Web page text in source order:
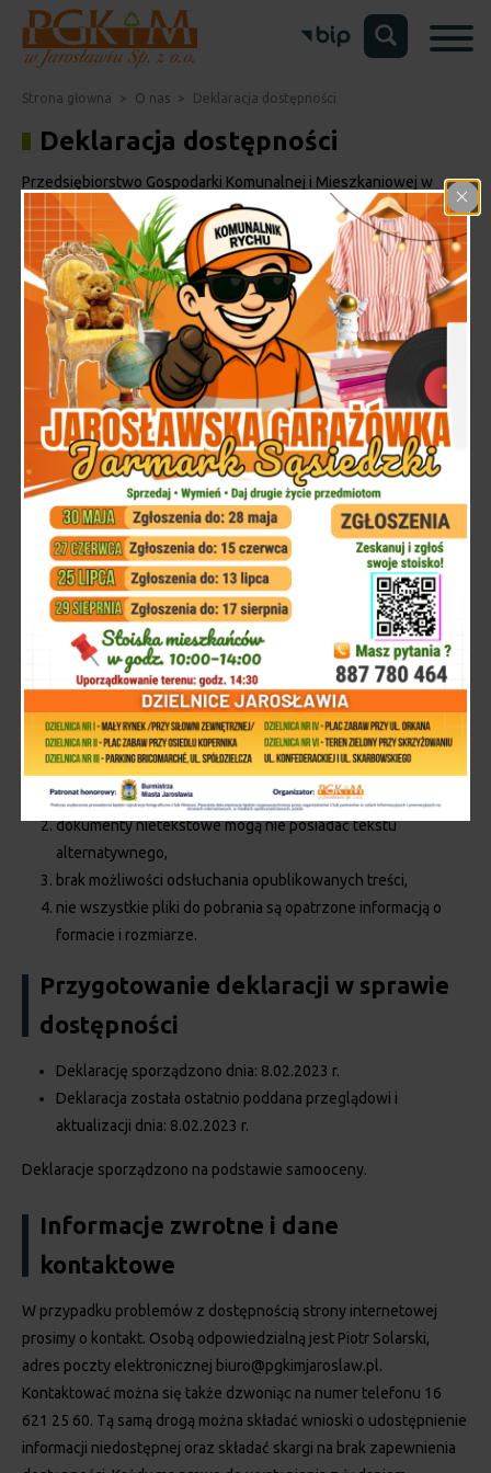
Strona głowna > O nas > Deklaracja dostępności
Deklaracja dostępności
Przedsiębiorstwo Gospodarki Komunalnej i Mieszkaniowej w
Jarosławiu Sp. z o.o. zobowiązuje się zapewnić dostępność
swojej strony internetowej zgodnie z przepisami ustawy z dnia
4 kwietnia 2019 r. o dostępności cyfrowej stron internetowych
i aplikacji mobilnych podmiotów publicznych. Oświadczenie w
sprawie dostępności ma zastosowanie do strony internetowej
„pgkimjaroslaw.pl”.
Data publikacji strony internetowej: 8.02.2023 r.
Data ostatniej istotnej aktualizacji: 8.02.2023 r.
Status pod względem zgodności z
ustawą
Strona internetowa jest częściowo zgodna z ustawą
o dostępności cyfrowej stron internetowych i aplikacji mobilnych
podmiotów publicznych z powodu niezgodności lub wyłączeń
wymienionych poniżej. Zapewnienie dostępności niosłoby za
sobą nadmierne obciążenia dla podmiotu publicznego.
Wyłączenia
załączników nie są dostępne cyfrowo w całości,
dokumenty nietekstowe mogą nie posiadać tekstu
alternatywnego,
brak możliwości odsłuchania opublikowanych treści,
nie wszystkie pliki do pobrania są opatrzone informacją o
formacie i rozmiarze.
Przygotowanie deklaracji w sprawie
dostępności
Deklarację sporządzono dnia: 8.02.2023 r.
Deklaracja została ostatnio poddana przeglądowi i
aktualizacji dnia: 8.02.2023 r.
Deklaracje sporządzono na podstawie samooceny.
Informacje zwrotne i dane
kontaktowe
W przypadku problemów z dostępnością strony internetowej
prosimy o kontakt. Osobą odpowiedzialną jest Piotr Solarski,
adres poczty elektronicznej biuro@pgkimjaroslaw.pl.
Kontaktować można się także dzwoniąc na numer telefonu 16
621 25 60. Tą samą drogą można składać wnioski o udostępnienie
informacji niedostępnej oraz składać skargi na brak zapewnienia